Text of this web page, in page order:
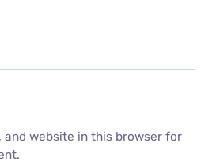
and website in this browser for